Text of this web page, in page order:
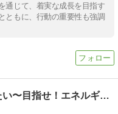
通じて、着実な成長を目指す
ともに、行動の重要性も強調
太陽光で地元埼玉に貢献したい〜目指せ！エネルギーの地産地消〜